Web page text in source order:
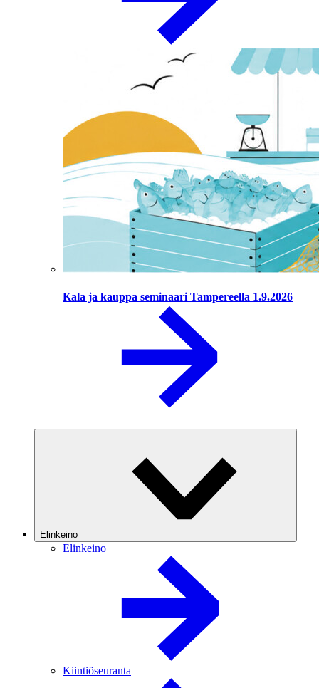
Kala ja kauppa seminaari Tampereella 1.9.2026
Elinkeino
Elinkeino
Kiintiöseuranta